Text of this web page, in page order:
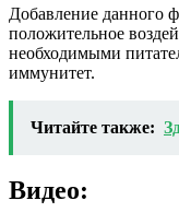
Добавление данного
положительное
необходимыми
иммунитет.
Читайте также:
Видео: